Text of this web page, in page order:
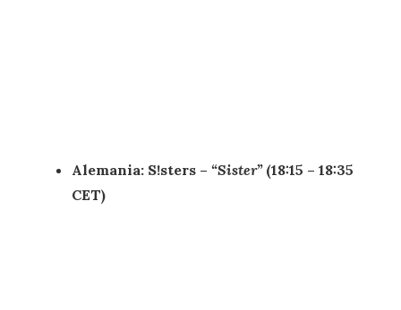
Alemania: S!sters – “Sister”(18:15 – 18:35
CET)